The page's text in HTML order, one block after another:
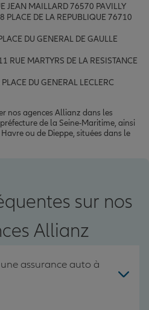
JEAN MAILLARD 76570 PAVILLY
PLACE DE LA REPUBLIQUE 76710
DU GENERAL DE GAULLE
RUE MARTYRS DE LA RESISTANCE
PLACE DU GENERAL LECLERC
nos agences Allianz dans les
de la Seine-Maritime, ainsi
ou de Dieppe, situées dans le
sur nos
Allianz
assurance auto à